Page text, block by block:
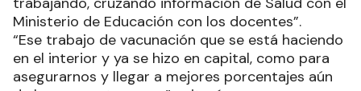
Ministerio de Educación con los docentes”.
“Ese trabajo de vacunación que se está haciendo
en el interior y ya se hizo en capital, como para
asegurarnos y llegar a mejores porcentajes aún